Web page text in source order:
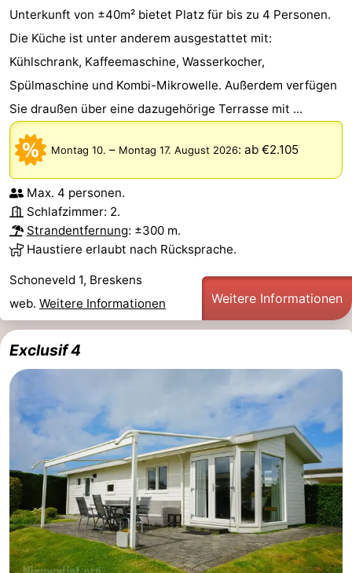
Wenduine
Wetter
Kontakt
Unterkunft von ±40m² bietet Platz für bis zu 4 Personen.
Die Küche ist unter anderem ausgestattet mit:
Kühlschrank, Kaffeemaschine, Wasserkocher,
Spülmaschine und Kombi-Mikrowelle. Außerdem verfügen
Sie draußen über eine dazugehörige Terrasse mit ...
Montag 10. – Montag 17. August 2026: ab €2.105
Max. 4 personen.
Schlafzimmer: 2.
Strandentfernung: ±300 m.
Haustiere erlaubt nach Rücksprache.
Schoneveld 1, Breskens
web. Weitere Informationen Weitere Informationen
Exclusif 4